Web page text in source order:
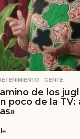
,GENTE
de los
poco de la TV: